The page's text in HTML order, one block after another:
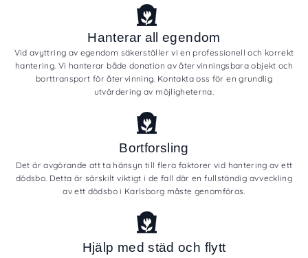
Hanterar all egendom
Vid avyttring av egendom säkerställer vi en professionell och korrekt
hantering. Vi hanterar både donation av återvinningsbara objekt och
borttransport för återvinning. Kontakta oss för en grundlig
utvärdering av möjligheterna.
Bortforsling
Det är avgörande att ta hänsyn till flera faktorer vid hantering av ett
dödsbo. Detta är särskilt viktigt i de fall där en fullständig avveckling
av ett dödsbo i Karlsborg måste genomföras.
Hjälp med städ och flytt